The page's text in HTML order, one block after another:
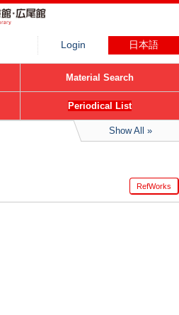
Login 日本語
Material Search
Periodical List
Show All
RefWorks